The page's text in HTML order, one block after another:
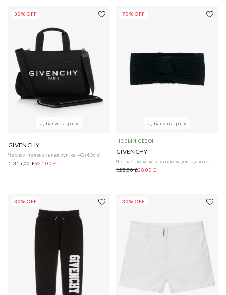
30% OFF
Добавить сразу
GIVENCHY
Черная пеленальная сумка 4G (40см)
1 315,00 £921,00 £
70% OFF
Добавить сразу
НОВЫЙ СЕЗОН
GIVENCHY
Черная повязка на голову для девочек
128,00 £38,00 £
30% OFF 30% OFF